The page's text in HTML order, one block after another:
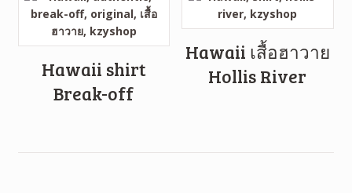
Hawaii shirt
Break-off
Hawaii เสื้อฮาวาย
Hollis River